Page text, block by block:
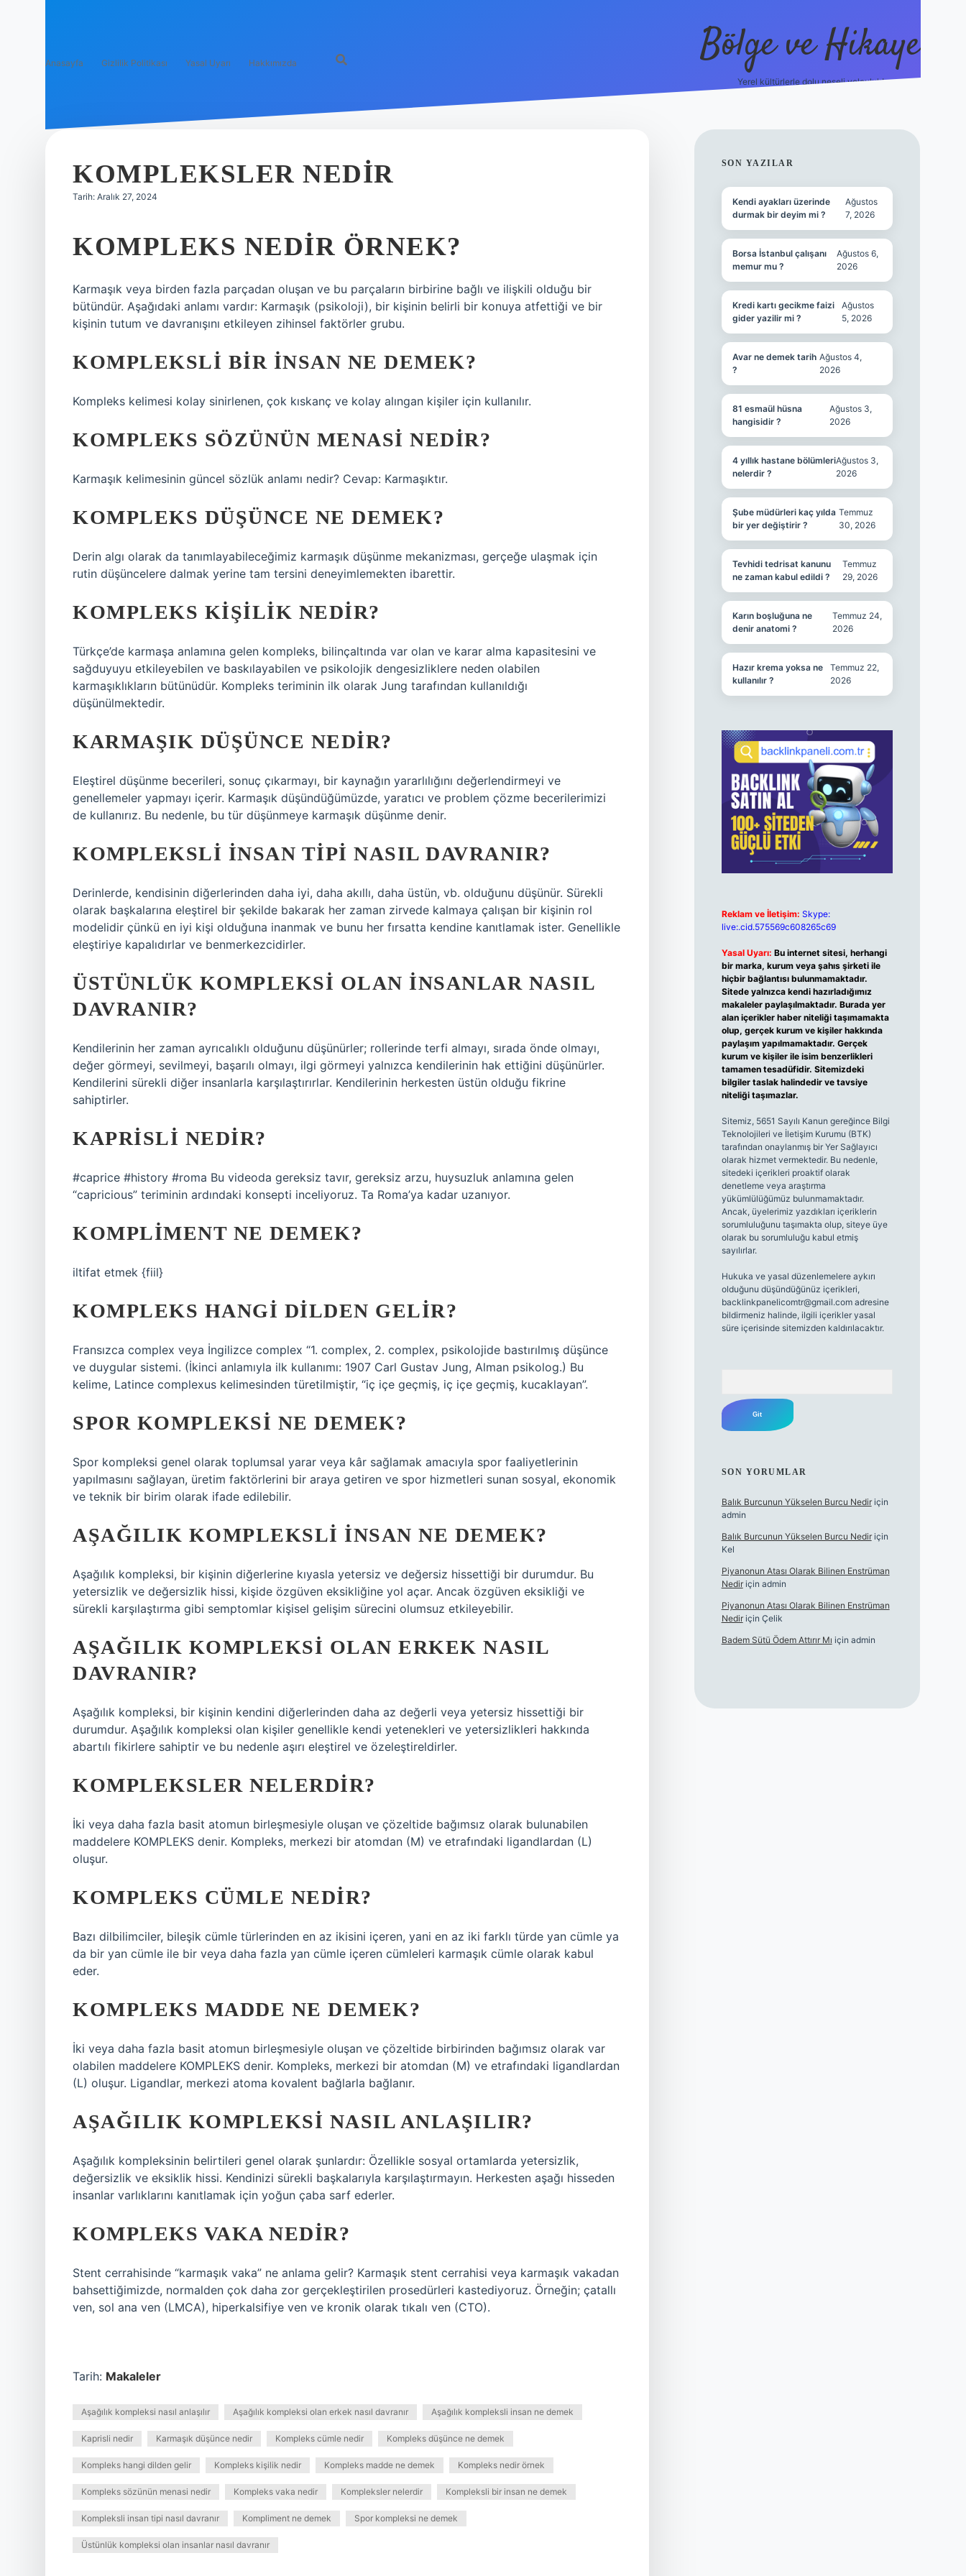
Anasayfa Gizlilik Politikası Yasal Uyarı Hakkımızda Bölge ve Hikaye
Yerel kültürlerle dolu neşeli yolculuk!
KOMPLEKSLER NEDIR
Tarih: Aralık 27, 2024
KOMPLEKS NEDIR ÖRNEK?
Karmaşık veya birden fazla parçadan oluşan ve bu parçaların birbirine bağlı ve ilişkili olduğu bir
bütündür. Aşağıdaki anlamı vardır: Karmaşık (psikoloji), bir kişinin belirli bir konuya atfettiği ve bir
kişinin tutum ve davranışını etkileyen zihinsel faktörler grubu.
KOMPLEKSLI BIR INSAN NE DEMEK?
Kompleks kelimesi kolay sinirlenen, çok kıskanç ve kolay alıngan kişiler için kullanılır.
KOMPLEKS SÖZÜNÜN MENASI NEDIR?
Karmaşık kelimesinin güncel sözlük anlamı nedir? Cevap: Karmaşıktır.
KOMPLEKS DÜŞÜNCE NE DEMEK?
Derin algı olarak da tanımlayabileceğimiz karmaşık düşünme mekanizması, gerçeğe ulaşmak için
rutin düşüncelere dalmak yerine tam tersini deneyimlemekten ibarettir.
KOMPLEKS KIŞILIK NEDIR?
Türkçe’de karmaşa anlamına gelen kompleks, bilinçaltında var olan ve karar alma kapasitesini ve
sağduyuyu etkileyebilen ve baskılayabilen ve psikolojik dengesizliklere neden olabilen
karmaşıklıkların bütünüdür. Kompleks teriminin ilk olarak Jung tarafından kullanıldığı
düşünülmektedir.
KARMAŞIK DÜŞÜNCE NEDIR?
Eleştirel düşünme becerileri, sonuç çıkarmayı, bir kaynağın yararlılığını değerlendirmeyi ve
genellemeler yapmayı içerir. Karmaşık düşündüğümüzde, yaratıcı ve problem çözme becerilerimizi
de kullanırız. Bu nedenle, bu tür düşünmeye karmaşık düşünme denir.
KOMPLEKSLI INSAN TIPI NASIL DAVRANIR?
Derinlerde, kendisinin diğerlerinden daha iyi, daha akıllı, daha üstün, vb. olduğunu düşünür. Sürekli
olarak başkalarına eleştirel bir şekilde bakarak her zaman zirvede kalmaya çalışan bir kişinin rol
modelidir çünkü en iyi kişi olduğuna inanmak ve bunu her fırsatta kendine kanıtlamak ister. Genellikle
eleştiriye kapalıdırlar ve benmerkezcidirler.
ÜSTÜNLÜK KOMPLEKSI OLAN INSANLAR NASIL
DAVRANIR?
Kendilerinin her zaman ayrıcalıklı olduğunu düşünürler; rollerinde terfi almayı, sırada önde olmayı,
değer görmeyi, sevilmeyi, başarılı olmayı, ilgi görmeyi yalnızca kendilerinin hak ettiğini düşünürler.
Kendilerini sürekli diğer insanlarla karşılaştırırlar. Kendilerinin herkesten üstün olduğu fikrine
sahiptirler.
KAPRISLI NEDIR?
#caprice #history #roma Bu videoda gereksiz tavır, gereksiz arzu, huysuzluk anlamına gelen
“capricious” teriminin ardındaki konsepti inceliyoruz. Ta Roma’ya kadar uzanıyor.
KOMPLIMENT NE DEMEK?
iltifat etmek {fiil}
KOMPLEKS HANGI DILDEN GELIR?
Fransızca complex veya İngilizce complex “1. complex, 2. complex, psikolojide bastırılmış düşünce
ve duygular sistemi. (İkinci anlamıyla ilk kullanımı: 1907 Carl Gustav Jung, Alman psikolog.) Bu
kelime, Latince complexus kelimesinden türetilmiştir, “iç içe geçmiş, iç içe geçmiş, kucaklayan”.
SPOR KOMPLEKSI NE DEMEK?
Spor kompleksi genel olarak toplumsal yarar veya kâr sağlamak amacıyla spor faaliyetlerinin
yapılmasını sağlayan, üretim faktörlerini bir araya getiren ve spor hizmetleri sunan sosyal, ekonomik
ve teknik bir birim olarak ifade edilebilir.
AŞAĞILIK KOMPLEKSLI INSAN NE DEMEK?
Aşağılık kompleksi, bir kişinin diğerlerine kıyasla yetersiz ve değersiz hissettiği bir durumdur. Bu
yetersizlik ve değersizlik hissi, kişide özgüven eksikliğine yol açar. Ancak özgüven eksikliği ve
sürekli karşılaştırma gibi semptomlar kişisel gelişim sürecini olumsuz etkileyebilir.
AŞAĞILIK KOMPLEKSI OLAN ERKEK NASIL
DAVRANIR?
Aşağılık kompleksi, bir kişinin kendini diğerlerinden daha az değerli veya yetersiz hissettiği bir
durumdur. Aşağılık kompleksi olan kişiler genellikle kendi yetenekleri ve yetersizlikleri hakkında
abartılı fikirlere sahiptir ve bu nedenle aşırı eleştirel ve özeleştireldirler.
KOMPLEKSLER NELERDIR?
İki veya daha fazla basit atomun birleşmesiyle oluşan ve çözeltide bağımsız olarak bulunabilen
maddelere KOMPLEKS denir. Kompleks, merkezi bir atomdan (M) ve etrafındaki ligandlardan (L)
oluşur.
KOMPLEKS CÜMLE NEDIR?
Bazı dilbilimciler, bileşik cümle türlerinden en az ikisini içeren, yani en az iki farklı türde yan cümle ya
da bir yan cümle ile bir veya daha fazla yan cümle içeren cümleleri karmaşık cümle olarak kabul
eder.
KOMPLEKS MADDE NE DEMEK?
İki veya daha fazla basit atomun birleşmesiyle oluşan ve çözeltide birbirinden bağımsız olarak var
olabilen maddelere KOMPLEKS denir. Kompleks, merkezi bir atomdan (M) ve etrafındaki ligandlardan
(L) oluşur. Ligandlar, merkezi atoma kovalent bağlarla bağlanır.
AŞAĞILIK KOMPLEKSI NASIL ANLAŞILIR?
Aşağılık kompleksinin belirtileri genel olarak şunlardır: Özellikle sosyal ortamlarda yetersizlik,
değersizlik ve eksiklik hissi. Kendinizi sürekli başkalarıyla karşılaştırmayın. Herkesten aşağı hisseden
insanlar varlıklarını kanıtlamak için yoğun çaba sarf ederler.
KOMPLEKS VAKA NEDIR?
Stent cerrahisinde “karmaşık vaka” ne anlama gelir? Karmaşık stent cerrahisi veya karmaşık vakadan
bahsettiğimizde, normalden çok daha zor gerçekleştirilen prosedürleri kastediyoruz. Örneğin; çatallı
ven, sol ana ven (LMCA), hiperkalsifiye ven ve kronik olarak tıkalı ven (CTO).
Tarih: Makaleler
Aşağılık kompleksi nasıl anlaşılır Aşağılık kompleksi olan erkek nasıl davranır Aşağılık kompleksli insan ne demek
Kaprisli nedir Karmaşık düşünce nedir Kompleks cümle nedir Kompleks düşünce ne demek
Kompleks hangi dilden gelir Kompleks kişilik nedir Kompleks madde ne demek Kompleks nedir örnek
Kompleks sözünün menasi nedir Kompleks vaka nedir Kompleksler nelerdir Kompleksli bir insan ne demek
Kompleksli insan tipi nasıl davranır Kompliment ne demek Spor kompleksi ne demek
Üstünlük kompleksi olan insanlar nasıl davranır
SIDEBAR
SON YAZILAR
Kendi ayakları üzerinde
durmak bir deyim mi ?
Ağustos
7, 2026
Borsa İstanbul çalışanı
memur mu ?
Ağustos 6,
2026
Kredi kartı gecikme faizi
gider yazilir mi ?
Ağustos
5, 2026
Avar ne demek tarih
?
Ağustos 4,
2026
81 esmaül hüsna
hangisidir ?
Ağustos 3,
2026
4 yıllık hastane bölümleri
nelerdir ?
Ağustos 3,
2026
Şube müdürleri kaç yılda
bir yer değiştirir ?
Temmuz
30, 2026
Tevhidi tedrisat kanunu
ne zaman kabul edildi ?
Temmuz
29, 2026
Karın boşluğuna ne
denir anatomi ?
Temmuz 24,
2026
Hazır krema yoksa ne
kullanılır ?
Temmuz 22,
2026
Reklam ve İletişim: Skype:
live:.cid.575569c608265c69
Yasal Uyarı: Bu internet sitesi, herhangi
bir marka, kurum veya şahıs şirketi ile
hiçbir bağlantısı bulunmamaktadır.
Sitede yalnızca kendi hazırladığımız
makaleler paylaşılmaktadır. Burada yer
alan içerikler haber niteliği taşımamakta
olup, gerçek kurum ve kişiler hakkında
paylaşım yapılmamaktadır. Gerçek
kurum ve kişiler ile isim benzerlikleri
tamamen tesadüfidir. Sitemizdeki
bilgiler taslak halindedir ve tavsiye
niteliği taşımazlar.
Sitemiz, 5651 Sayılı Kanun gereğince Bilgi
Teknolojileri ve İletişim Kurumu (BTK)
tarafından onaylanmış bir Yer Sağlayıcı
olarak hizmet vermektedir. Bu nedenle,
sitedeki içerikleri proaktif olarak
denetleme veya araştırma
yükümlülüğümüz bulunmamaktadır.
Ancak, üyelerimiz yazdıkları içeriklerin
sorumluluğunu taşımakta olup, siteye üye
olarak bu sorumluluğu kabul etmiş
sayılırlar.
Hukuka ve yasal düzenlemelere aykırı
olduğunu düşündüğünüz içerikleri,
backlinkpanelicomtr@gmail.comadresine
bildirmeniz halinde, ilgili içerikler yasal
süre içerisinde sitemizden kaldırılacaktır.
SON YORUMLAR
Balık Burcunun Yükselen Burcu Nediriçin
admin
Balık Burcunun Yükselen Burcu Nediriçin
Kel
Piyanonun Atası Olarak Bilinen Enstrüman
Nediriçin admin
Piyanonun Atası Olarak Bilinen Enstrüman
Nediriçin Çelik
Badem Sütü Ödem Attırır Mı için admin
grand opera bet